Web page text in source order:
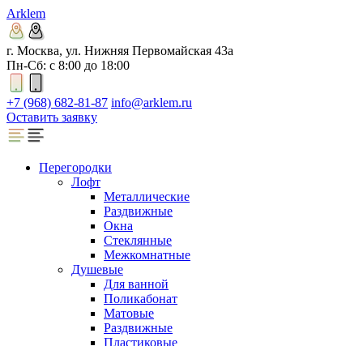
Arklem
г. Москва, ул. Нижняя Первомайская 43а
Пн-Сб: с 8:00 до 18:00
+7 (968) 682-81-87 info@arklem.ru
Оставить заявку
Перегородки
Лофт
Металлические
Раздвижные
Окна
Стеклянные
Межкомнатные
Душевые
Для ванной
Поликабонат
Матовые
Раздвижные
Пластиковые